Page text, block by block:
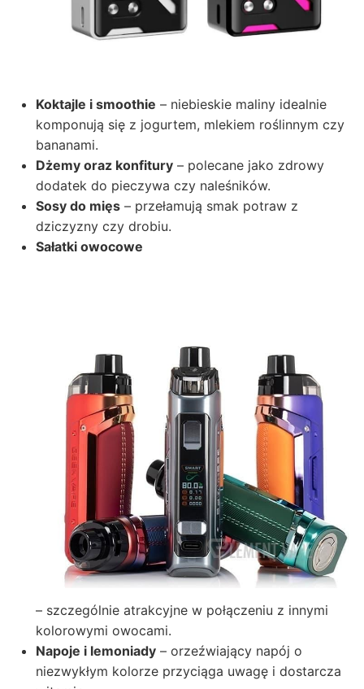
Koktajle i smoothie – niebieskie maliny idealnie
komponują się z jogurtem, mlekiem roślinnym czy
bananami.
Dżemy oraz konfitury – polecane jako zdrowy
dodatek do pieczywa czy naleśników.
Sosy do mięs – przełamują smak potraw z
dziczyzny czy drobiu.
Sałatki owocowe
– szczególnie atrakcyjne w połączeniu z innymi
kolorowymi owocami.
Napoje i lemoniady – orzeźwiający napój o
niezwykłym kolorze przyciąga uwagę i dostarcza